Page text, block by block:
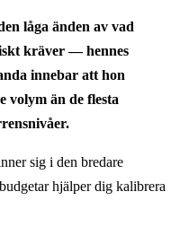
låga änden av vad
kräver — hennes
innebar att hon
volym än de flesta
sig i den bredare
hjälper dig kalibrera